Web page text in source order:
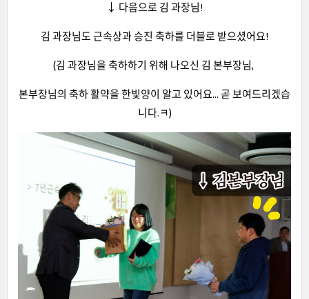
↓ 다음으로 김 과장님!
김 과장님도 근속상과 승진 축하를 더블로 받으셨어요!
(김 과장님을 축하하기 위해 나오신 김 본부장님,
본부장님의 축하 활약을 한빛양이 알고 있어요... 곧 보여드리겠습
니다.ㅋ)